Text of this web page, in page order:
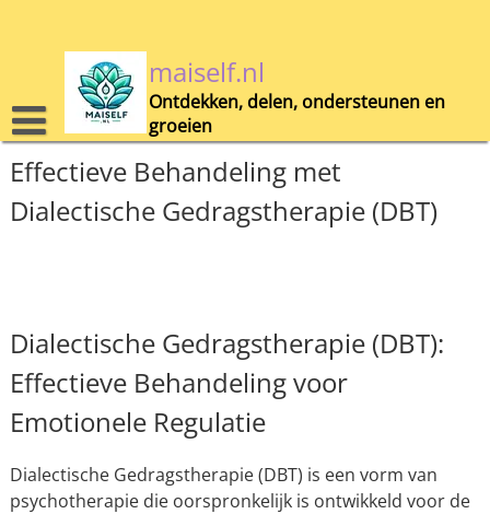
maiself.nl
Ontdekken, delen, ondersteunen en
groeien
Effectieve Behandeling met
Dialectische Gedragstherapie (DBT)
Dialectische Gedragstherapie (DBT):
Effectieve Behandeling voor
Emotionele Regulatie
Dialectische Gedragstherapie (DBT) is een vorm van
psychotherapie die oorspronkelijk is ontwikkeld voor de